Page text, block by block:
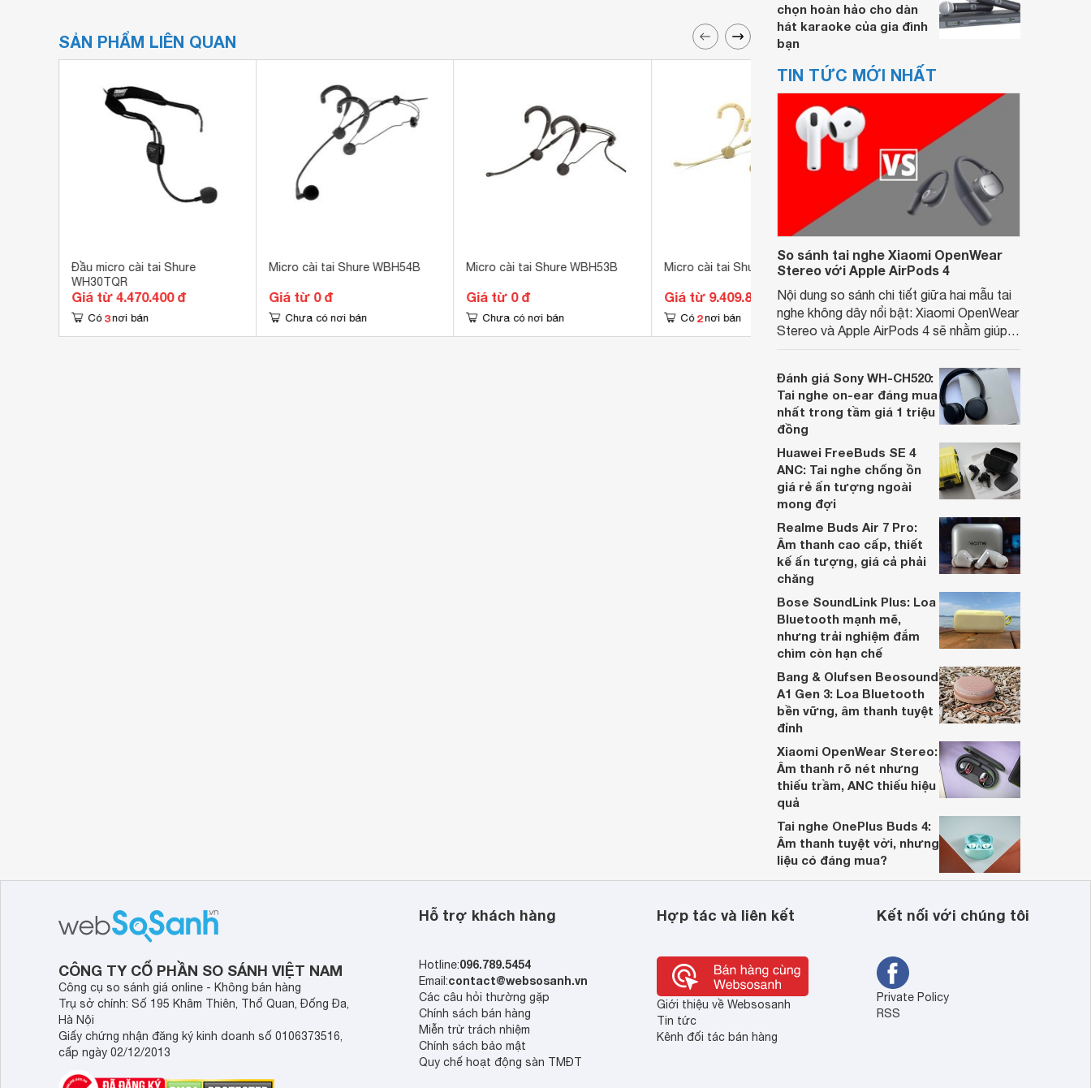
SẢN PHẨM LIÊN QUAN
Đầu micro cài tai Shure
WH30TQR
Giá từ 4.470.400 đ
Có 3 nơi bán
Micro cài tai Shure WBH54B
Giá từ 0 đ
Chưa có nơi bán
Micro cài tai Shure WBH53B
Giá từ 0 đ
Chưa có nơi bán
Micro cài tai Shure WBH53T
Giá từ 9.409.899 đ
Có 2 nơi bán
Micro cài đầu Shure PG30
Giá từ 1.765.500 đ
Có 3 nơi bán
chọn hoàn hảo cho dàn
hát karaoke của gia đình
bạn
TIN TỨC MỚI NHẤT
So sánh tai nghe Xiaomi OpenWear
Stereo với Apple AirPods 4
Nội dung so sánh chi tiết giữa hai mẫu tai
nghe không dây nổi bật: Xiaomi OpenWear
Stereo và Apple AirPods 4 sẽ nhằm giúp
dựa trên nhu cầu và sở thích cá nhân. Cả
hai đều là sản phẩm chất lượng cao,
nhưng hướng tới đối tượng khách hàng
khác nhau.
Đánh giá Sony WH-CH520:
Tai nghe on-ear đáng mua
nhất trong tầm giá 1 triệu
đồng
Huawei FreeBuds SE 4
ANC: Tai nghe chống ồn
giá rẻ ấn tượng ngoài
mong đợi
Realme Buds Air 7 Pro:
Âm thanh cao cấp, thiết
kế ấn tượng, giá cả phải
chăng
Bose SoundLink Plus: Loa
Bluetooth mạnh mẽ,
nhưng trải nghiệm đắm
chìm còn hạn chế
Bang & Olufsen Beosound
A1 Gen 3: Loa Bluetooth
bền vững, âm thanh tuyệt
đỉnh
Xiaomi OpenWear Stereo:
Âm thanh rõ nét nhưng
thiếu trầm, ANC thiếu hiệu
quả
Tai nghe OnePlus Buds 4:
Âm thanh tuyệt vời, nhưng
liệu có đáng mua?
CÔNG TY CỔ PHẦN SO SÁNH VIỆT NAM
Công cụ so sánh giá online - Không bán hàng
Trụ sở chính: Số 195 Khâm Thiên, Thổ Quan, Đống Đa,
Hà Nội
Giấy chứng nhận đăng ký kinh doanh số 0106373516,
cấp ngày 02/12/2013
Hỗ trợ khách hàng
Hotline:096.789.5454
Email:contact@websosanh.vn
Các câu hỏi thường gặp
Chính sách bán hàng
Miễn trừ trách nhiệm
Chính sách bảo mật
Quy chế hoạt động sàn TMĐT
Hợp tác và liên kết
Giới thiệu về Websosanh
Tin tức
Kênh đối tác bán hàng
Kết nối với chúng tôi
Private Policy
RSS